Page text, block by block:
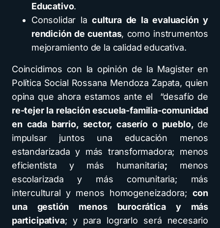
Educativo.
Consolidar lacultura de la evaluación y
rendición de cuentas, como instrumentos
mejoramiento de la calidad educativa.
Coincidimos con la opinión de la Magister en
Política Social Rossana Mendoza Zapata, quien
opina que ahora estamos ante el “desafío de
re-tejer la relación escuela-familia-comunidad
en cada barrio, sector, caserío o pueblo, de
impulsar juntos una educación menos
estandarizada y más transformadora; menos
eficientista y más humanitaria; menos
escolarizada y más comunitaria; más
intercultural y menos homogeneizadora; con
una gestión menos burocrática y más
participativa; y para lograrlo será necesario